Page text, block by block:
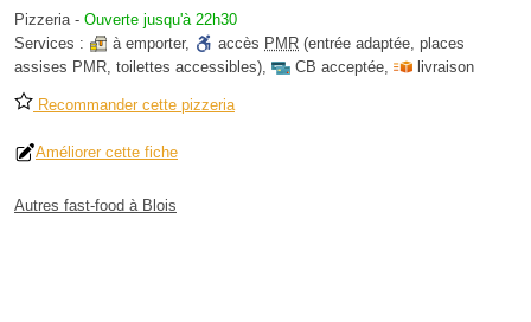
Pizzeria- Ouverte jusqu'à 22h30
Services :
à emporter, accès PMR (entrée adaptée, places
assises PMR, toilettes accessibles), CB acceptée, livraison
Recommander cette pizzeria
Améliorer cette fiche
Autres fast-food à Blois